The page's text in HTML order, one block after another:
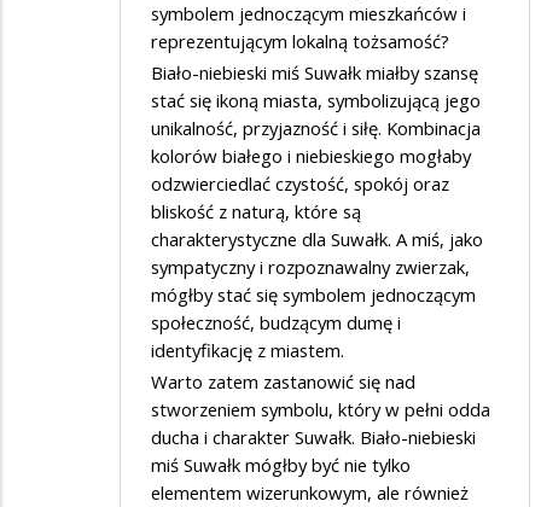
symbolem jednoczącym mieszkańców i
reprezentującym lokalną tożsamość?
Biało-niebieski miś Suwałk miałby szansę
stać się ikoną miasta, symbolizującą jego
unikalność, przyjazność i siłę. Kombinacja
kolorów białego i niebieskiego mogłaby
odzwierciedlać czystość, spokój oraz
bliskość z naturą, które są
charakterystyczne dla Suwałk. A miś, jako
sympatyczny i rozpoznawalny zwierzak,
mógłby stać się symbolem jednoczącym
społeczność, budzącym dumę i
identyfikację z miastem.
Warto zatem zastanowić się nad
stworzeniem symbolu, który w pełni odda
ducha i charakter Suwałk. Biało-niebieski
miś Suwałk mógłby być nie tylko
elementem wizerunkowym, ale również